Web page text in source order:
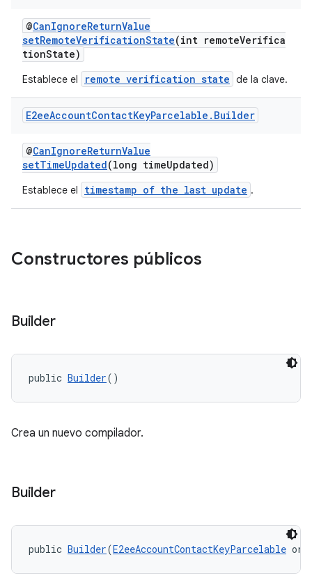
@CanIgnoreReturnValue
setRemoteVerificationState(int remoteVerifica
tionState)
Establece el remote verification state de la clave.
E2eeAccountContactKeyParcelable . Builder
@CanIgnoreReturnValue
setTimeUpdated(long timeUpdated)
Establece el timestamp of the last update .
Constructores públicos
Builder
public Builder()
Crea un nuevo compilador.
Builder
public Builder(E2eeAccountContactKeyParcelable